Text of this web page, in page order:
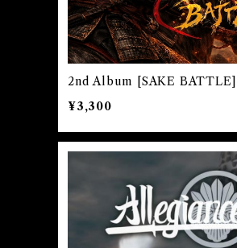
2nd Album [SAKE BATTLE]
¥3,300